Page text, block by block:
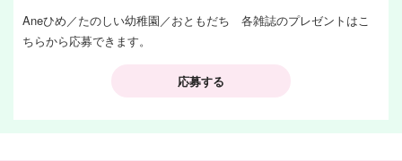
Aneひめ／たのしい幼稚園／おともだち 各雑誌のプレゼントはこ
ちらから応募できます。
応募する